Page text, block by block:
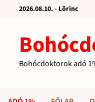
2026.08.10. - Lõrinc
Bohócdoktorok adó